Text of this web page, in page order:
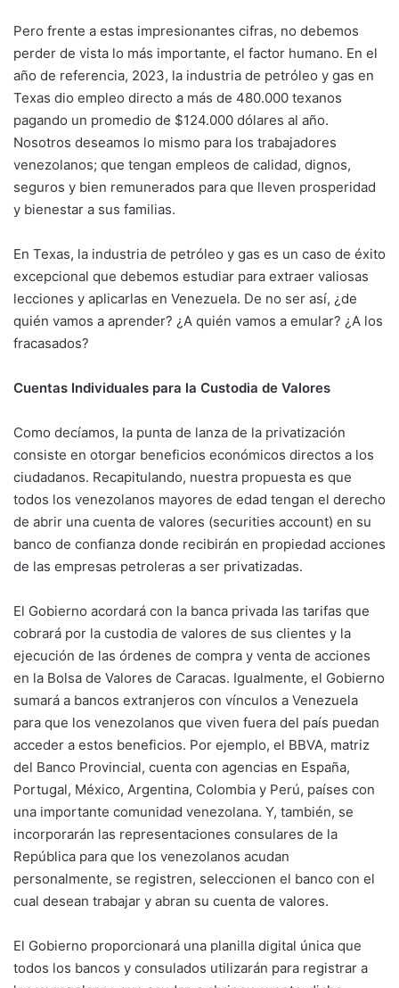
Pero frente a estas impresionantes cifras, no debemos
perder de vista lo más importante, el factor humano. En el
año de referencia, 2023, la industria de petróleo y gas en
Texas dio empleo directo a más de 480.000 texanos
pagando un promedio de $124.000 dólares al año.
Nosotros deseamos lo mismo para los trabajadores
venezolanos; que tengan empleos de calidad, dignos,
seguros y bien remunerados para que lleven prosperidad
y bienestar a sus familias.
En Texas, la industria de petróleo y gas es un caso de éxito
excepcional que debemos estudiar para extraer valiosas
lecciones y aplicarlas en Venezuela. De no ser así, ¿de
quién vamos a aprender? ¿A quién vamos a emular? ¿A los
fracasados?
Cuentas Individuales para la Custodia de Valores
Como decíamos, la punta de lanza de la privatización
consiste en otorgar beneficios económicos directos a los
ciudadanos. Recapitulando, nuestra propuesta es que
todos los venezolanos mayores de edad tengan el derecho
de abrir una cuenta de valores (securities account) en su
banco de confianza donde recibirán en propiedad acciones
de las empresas petroleras a ser privatizadas.
El Gobierno acordará con la banca privada las tarifas que
cobrará por la custodia de valores de sus clientes y la
ejecución de las órdenes de compra y venta de acciones
en la Bolsa de Valores de Caracas. Igualmente, el Gobierno
sumará a bancos extranjeros con vínculos a Venezuela
para que los venezolanos que viven fuera del país puedan
acceder a estos beneficios. Por ejemplo, el BBVA, matriz
del Banco Provincial, cuenta con agencias en España,
Portugal, México, Argentina, Colombia y Perú, países con
una importante comunidad venezolana. Y, también, se
incorporarán las representaciones consulares de la
República para que los venezolanos acudan
personalmente, se registren, seleccionen el banco con el
cual desean trabajar y abran su cuenta de valores.
El Gobierno proporcionará una planilla digital única que
todos los bancos y consulados utilizarán para registrar a